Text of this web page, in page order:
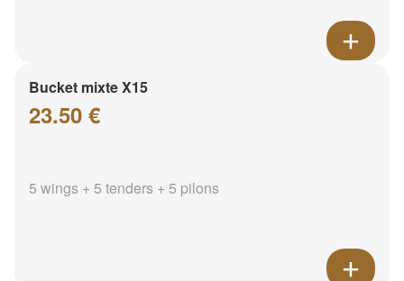
Bucket mixte X15
23.50 €
5 wings + 5 tenders + 5 pilons